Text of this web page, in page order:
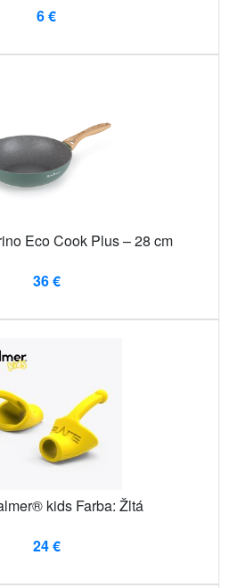
6 €
Eco Cook Plus – 28 cm
36 €
kids Farba: Žltá
24 €